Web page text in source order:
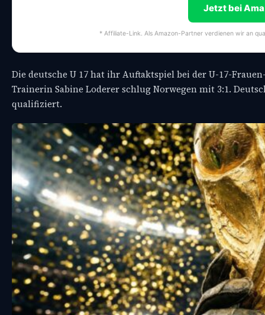
Jetzt bei
* Affiliate-Link. Als Amazon-Partner verdienen wir an
Die deutsche U 17 hat ihr Auftaktspiel bei der U-17-
Trainerin Sabine Loderer schlug Norwegen mit 3:1.
qualifiziert.